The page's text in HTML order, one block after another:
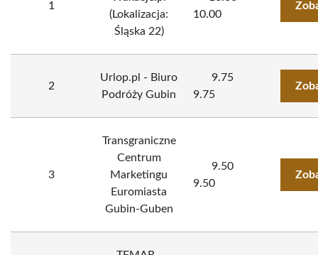
1
(Lokalizacja:
Śląska 22)
10.00
2
Urlop.pl - Biuro
Podróży Gubin
9.75
9.75
3
Transgraniczne
Centrum
Marketingu
Euromiasta
Gubin-Guben
9.50
9.50